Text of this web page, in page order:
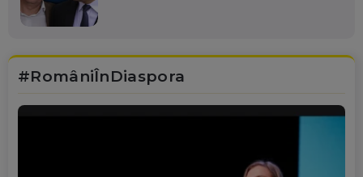
#RomâniÎnDiaspora